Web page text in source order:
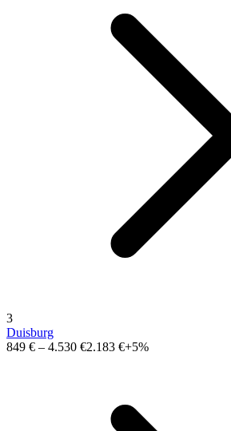
3
Duisburg
849 € – 4.530 €2.183 €+5%